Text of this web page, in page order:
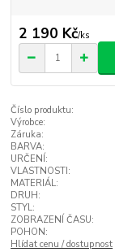
2 190 Kč/ks
Číslo produktu:
Výrobce:
Záruka:
BARVA:
URČENÍ:
VLASTNOSTI:
MATERIÁL:
DRUH:
STYL:
ZOBRAZENÍ ČASU:
POHON:
Hlídat cenu / dostupnost